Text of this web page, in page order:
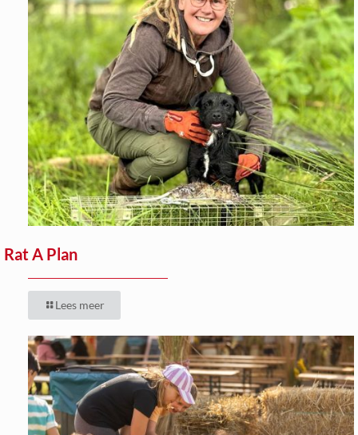
Rat A Plan
Lees meer